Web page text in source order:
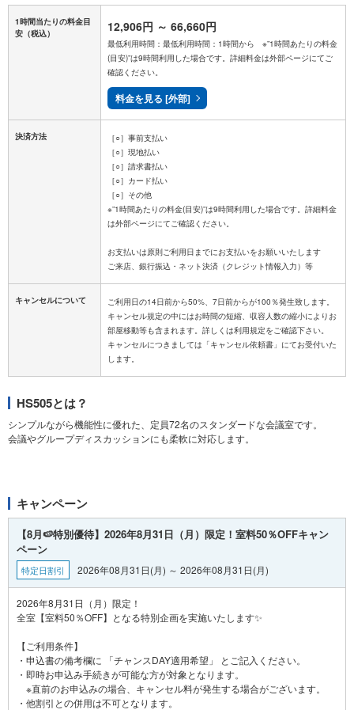
1時間当たりの料金目
安 （税込） 12,906円 ～ 66,660円
最低利用時間：最低利用時間：1時間から ※”1時間あたりの料金
(目安)”は9時間利用した場合です。詳細料金は外部ページにてご
確認ください。
料金を見る [外部]
決済方法
［○］事前支払い
［○］現地払い
［○］請求書払い
［○］カード払い
［○］その他
※”1時間あたりの料金(目安)”は9時間利用した場合です。詳細料金
は外部ページにてご確認ください。
お支払いは原則ご利用日までにお支払いをお願いいたします
キャンセルについて
ご利用日の14日前から50%、7日前からが100％発生致します。
キャンセル規定の中にはお時間の短縮、収容人数の縮小によりお
部屋移動等も含まれます。詳しくは利用規定をご確認下さい。
キャンセルにつきましては「キャンセル依頼書」にてお受付いた
HS505とは？
シンプルながら機能性に優れた、定員72名のスタンダードな会議室です。
会議やグループディスカッションにも柔軟に対応します。
キャンペーン
【8月🍉特別優待】2026年8月31日（月）限定！室料50％OFFキャン
ペーン
特定日割引 2026年08月31日(月) ～ 2026年08月31日(月)
2026年8月31日（月）限定！
全室【室料50％OFF】となる特別企画を実施いたします✨
【ご利用条件】
・申込書の備考欄に 「チャンスDAY適用希望」 とご記入ください。
・即時お申込み手続きが可能な方が対象となります。
※直前のお申込みの場合、キャンセル料が発生する場合がございます。
・他割引との併用は不可となります。